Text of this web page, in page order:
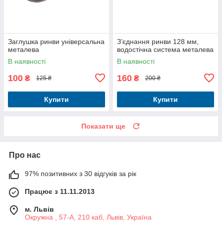
Заглушка ринви універсальна
металева
В наявності
100 ₴ 125 ₴
Купити
З’єднання ринви 128 мм,
водостічна система металева
В наявності
160 ₴ 200 ₴
Купити
Показати ще
Про нас
97% позитивних з 30 відгуків за рік
Працює з 11.11.2013
м. Львів
Окружна , 57-А, 210 каб, Львів, Україна